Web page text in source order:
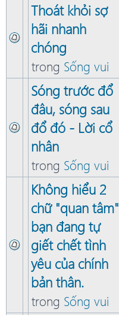
Thoát khỏi sợ
hãi nhanh
chóng
trong Sống vui
Sóng trước đổ
đâu, sóng sau
đổ đó - Lời cổ
nhân
trong Sống vui
Không hiểu 2
chữ "quan tâm"
bạn đang tự
giết chết tình
yêu của chính
bản thân.
trong Sống vui